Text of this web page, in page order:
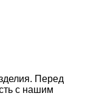
Перед
с нашим